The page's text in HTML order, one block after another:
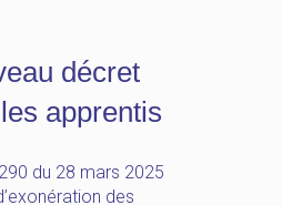
décret
apprentis
du 28 mars 2025
des